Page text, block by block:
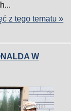
z tego tematu »
W